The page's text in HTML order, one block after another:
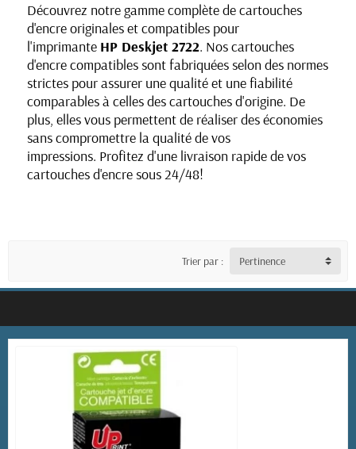
Découvrez notre gamme complète de cartouches
d'encre originales et compatibles pour
l'imprimante HP Deskjet 2722. Nos cartouches
d'encre compatibles sont fabriquées selon des normes
strictes pour assurer une qualité et une fiabilité
comparables à celles des cartouches d'origine. De
plus, elles vous permettent de réaliser des économies
sans compromettre la qualité de vos
impressions. Profitez d'une livraison rapide de vos
cartouches d'encre sous 24/48!
Trier par : Pertinence